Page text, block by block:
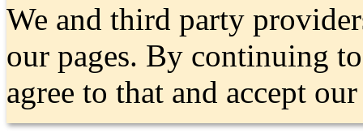
We and third party
our pages. By continuing
agree to that and accept